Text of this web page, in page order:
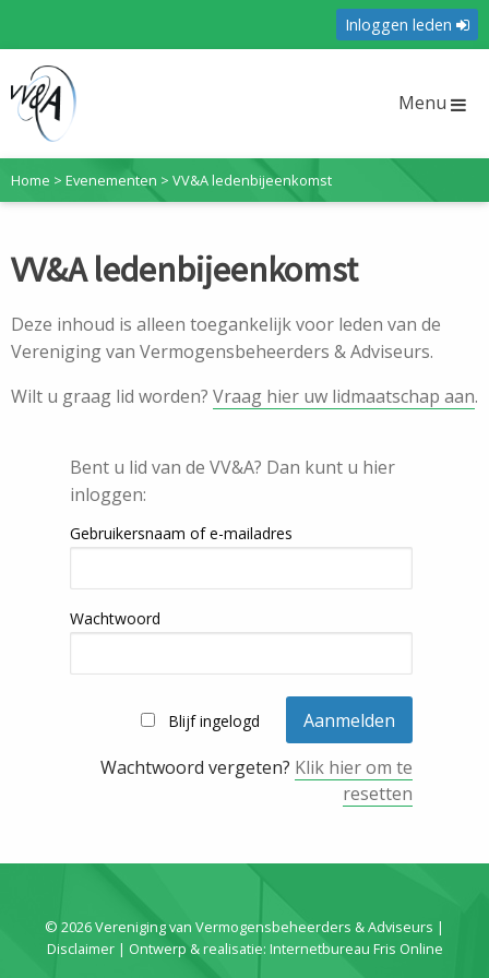
Inloggen leden
Menu
Home > Evenementen > VV&A ledenbijeenkomst
VV&A ledenbijeenkomst
Deze inhoud is alleen toegankelijk voor leden van de
Vereniging van Vermogensbeheerders & Adviseurs.
Wilt u graag lid worden? Vraag hier uw lidmaatschap aan.
Bent u lid van de VV&A? Dan kunt u hier
inloggen:
Gebruikersnaam of e-mailadres
Wachtwoord
Blijf ingelogd
Wachtwoord vergeten? Klik hier om te
resetten
© 2026 Vereniging van Vermogensbeheerders & Adviseurs |
Disclaimer| Ontwerp & realisatie: Internetbureau Fris Online